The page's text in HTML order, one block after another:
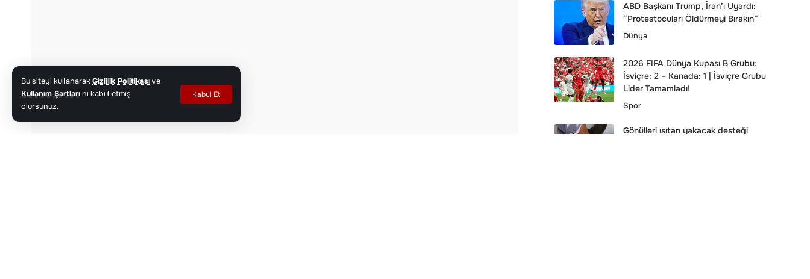
Bu siteyi kullanarakGizlilik Politikasıve
Kullanım Şartları'nı kabul etmiş
olursunuz.
Kabul Et
ABD Başkanı Trump, İran’ı Uyardı:
“Protestocuları Öldürmeyi Bırakın”
Dünya
2026 FIFA Dünya Kupası B Grubu:
İsviçre: 2 – Kanada: 1 | İsviçre Grubu
Lider Tamamladı!
Spor
Gönülleri ısıtan yakacak desteği